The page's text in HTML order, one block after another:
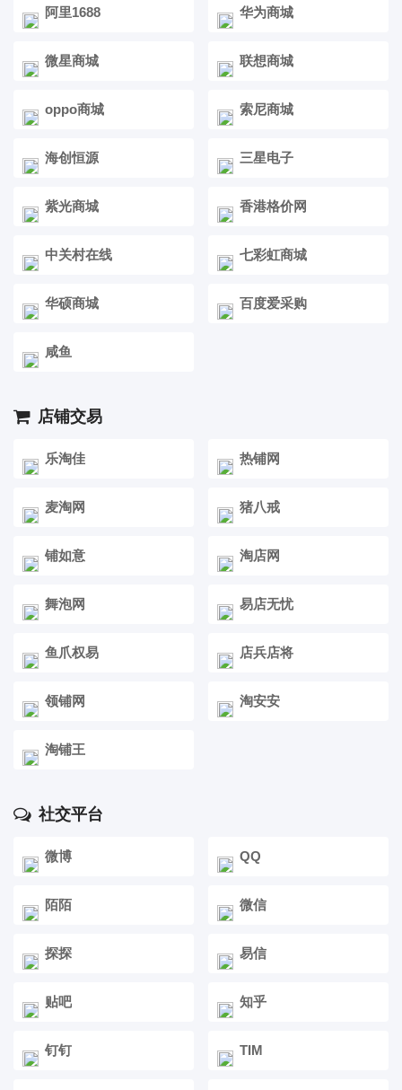
阿里1688 华为商城
微星商城 联想商城
oppo商城 索尼商城
海创恒源 三星电子
紫光商城 香港格价网
中关村在线 七彩虹商城
华硕商城 百度爱采购
咸鱼
店铺交易
乐淘佳 热铺网
麦淘网 猪八戒
铺如意 淘店网
舞泡网 易店无忧
鱼爪权易 店兵店将
领铺网 淘安安
淘铺王
社交平台
微博 QQ
陌陌 微信
探探 易信
贴吧 知乎
钉钉 TIM